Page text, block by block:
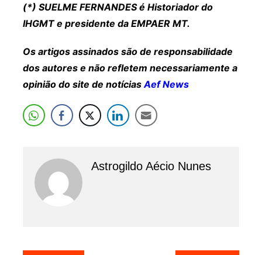
(*) SUELME FERNANDES é Historiador do
IHGMT e presidente da EMPAER MT.
Os artigos assinados são de responsabilidade
dos autores e não refletem necessariamente a
opinião do site de notícias Aef News
Astrogildo Aécio Nunes